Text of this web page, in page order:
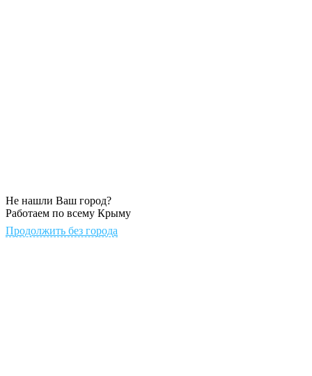
Не нашли Ваш город?
Работаем по всему Крыму
Продолжить без города